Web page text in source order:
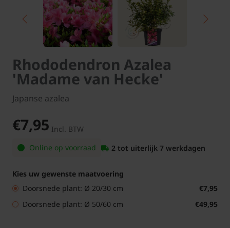
Rhododendron Azalea
'Madame van Hecke'
Japanse azalea
€7,95 Incl. BTW
Online op voorraad
2 tot uiterlijk 7 werkdagen
Kies uw gewenste maatvoering
Doorsnede plant: Ø 20/30 cm
€7,95
Doorsnede plant: Ø 50/60 cm
€49,95